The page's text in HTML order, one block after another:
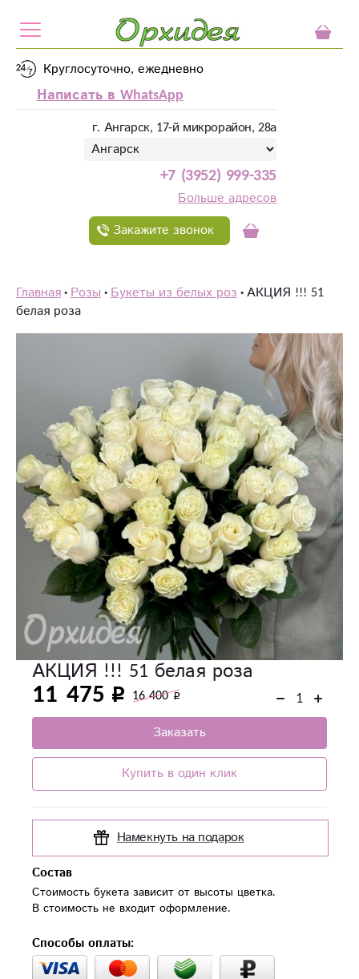
Круглосуточно, ежедневно
Написать в WhatsApp
г. Ангарск, 17-й микрорайон, 28а
+7 (3952) 999-335
Больше адресов
Закажите звонок
Главная Розы Букеты из белых роз АКЦИЯ !!! 51
белая роза
АКЦИЯ !!! 51 белая роза
11 475
16 400
Заказать
Купить в один клик
Намекнуть на подарок
Состав
Стоимость букета зависит от высоты цветка.
В стоимость не входит оформление.
Способы оплаты: